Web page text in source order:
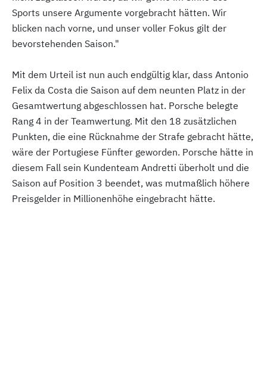
Sports unsere Argumente vorgebracht hätten. Wir
blicken nach vorne, und unser voller Fokus gilt der
bevorstehenden Saison."
Mit dem Urteil ist nun auch endgültig klar, dass Antonio
Felix da Costa die Saison auf dem neunten Platz in der
Gesamtwertung abgeschlossen hat. Porsche belegte
Rang 4 in der Teamwertung. Mit den 18 zusätzlichen
Punkten, die eine Rücknahme der Strafe gebracht hätte,
wäre der Portugiese Fünfter geworden. Porsche hätte in
diesem Fall sein Kundenteam Andretti überholt und die
Saison auf Position 3 beendet, was mutmaßlich höhere
Preisgelder in Millionenhöhe eingebracht hätte.